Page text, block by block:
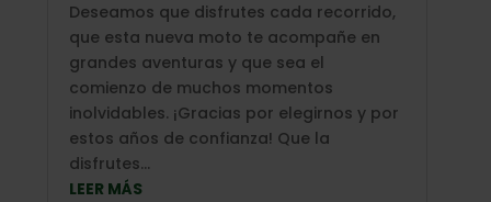
Deseamos que disfrutes cada recorrido,
que esta nueva moto te acompañe en
grandes aventuras y que sea el
comienzo de muchos momentos
inolvidables. ¡Gracias por elegirnos y por
estos años de confianza! Que la
disfrutes...
LEER MÁS